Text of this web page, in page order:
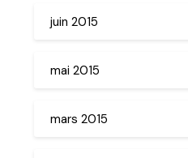
juin 2015
mai 2015
mars 2015